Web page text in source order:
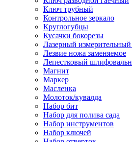
Ключ трубный
Контрольное зеркало
Круглогубцы
Кусачки бокорезы
Лазерный
Лезвие ножа заменяемое
Лепестковый
Магнит
Маркер
Масленка
Молоток/кувалда
Набор бит
Набор для полива сада
Набор инструментов
Набор ключей